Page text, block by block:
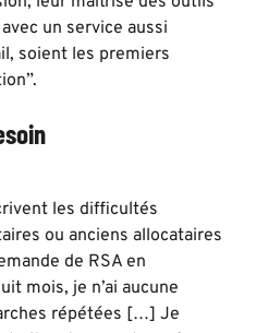
un service aussi
soient les premiers
les difficultés
ou anciens allocataires
de RSA en
mois, je n’ai aucune
répétées […] Je